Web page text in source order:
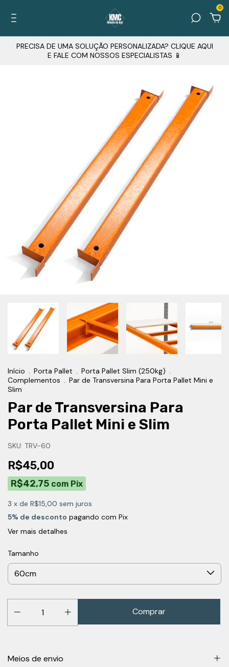
0
PRECISA DE UMA SOLUÇÃO PERSONALIZADA? CLIQUE AQUI
E FALE COM NOSSOS ESPECIALISTAS 📱
Início . Porta Pallet . Porta Pallet Slim (250kg) .
Complementos . Par de Transversina Para Porta Pallet Mini e
Slim
Par de Transversina Para
Porta Pallet Mini e Slim
SKU: TRV-60
R$45,00
R$42,75 com Pix
3 x de R$15,00 sem juros
5% de desconto pagando com Pix
Ver mais detalhes
Tamanho
Meios de envio